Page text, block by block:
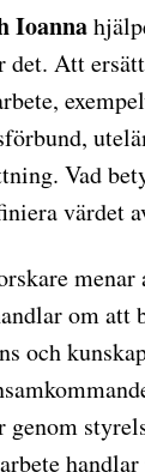
Ioanna
det. Att
Vad
värdet
om att
och
genom